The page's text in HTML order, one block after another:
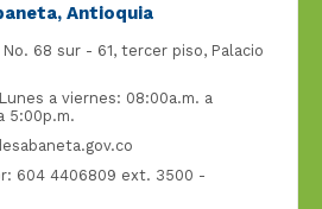
Antioquia
68 sur - 61, tercer piso, Palacio
a viernes: 08:00a.m. a
5:00p.m.
604 4406809 ext. 3500 -